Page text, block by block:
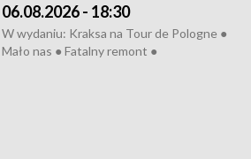
06.08.2026 - 18:30
W wydaniu: Kraksa na Tour de Pologne ●
Mało nas ● Fatalny remont ●